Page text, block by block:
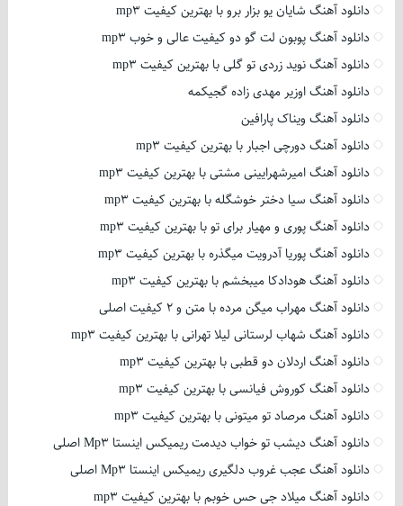
دانلود آهنگ شایان یو بزار برو با بهترین کیفیت mp3
دانلود آهنگ پوبون لت گو دو کیفیت عالی و خوب mp3
دانلود آهنگ نوید زردی تو گلی با بهترین کیفیت mp3
دانلود آهنگ اوزیر مهدی زاده گجیکمه
دانلود آهنگ ویناک پارافین
دانلود آهنگ دورچی اجبار با بهترین کیفیت mp3
دانلود آهنگ امیرشهرایینی مشتی با بهترین کیفیت mp3
دانلود آهنگ سیا دختر خوشگله با بهترین کیفیت mp3
دانلود آهنگ پوری و مهیار برای تو با بهترین کیفیت mp3
دانلود آهنگ پوریا آدرویت میگذره با بهترین کیفیت mp3
دانلود آهنگ هودادکا میبخشم با بهترین کیفیت mp3
دانلود آهنگ مهراب میگن مرده با متن و 2 کیفیت اصلی
دانلود آهنگ شهاب لرستانی لیلا تهرانی با بهترین کیفیت mp3
دانلود آهنگ اردلان دو قطبی با بهترین کیفیت mp3
دانلود آهنگ کوروش فیانسی با بهترین کیفیت mp3
دانلود آهنگ مرصاد تو میتونی با بهترین کیفیت mp3
دانلود آهنگ دیشب تو خواب دیدمت ریمیکس اینستا Mp3 اصلی
دانلود آهنگ عجب غروب دلگیری ریمیکس اینستا Mp3 اصلی
دانلود آهنگ میلاد جی حس خوبم با بهترین کیفیت mp3